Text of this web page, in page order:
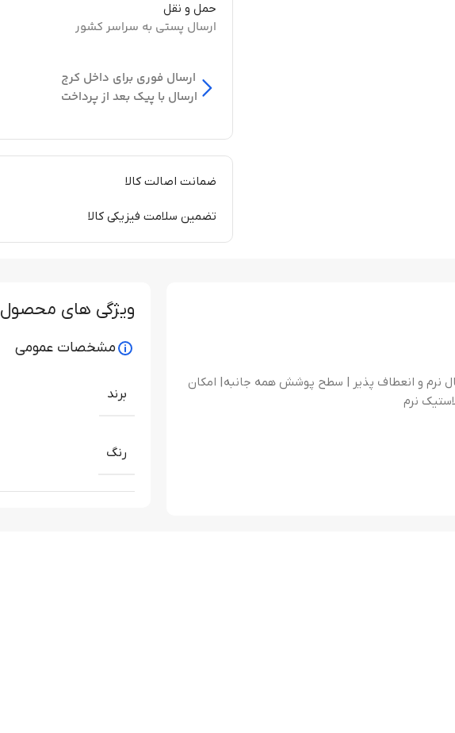
حمل و نقل
ارسال پستی به سراسر کشور
ارسال فوری برای داخل کرج
ارسال با پیک بعد از پرداخت
ضمانت اصالت کالا
تضمین سلامت فیزیکی کالا
نرم و انعطاف پذیر | سطح پوشش همه جانبه | امکان
نرم
ویژگی های محصول
مشخصات عمومی
برند
رنگ